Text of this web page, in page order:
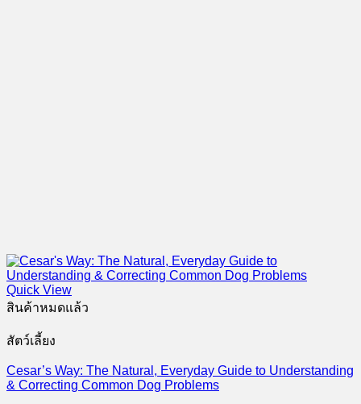
Quick View
สินค้าหมดแล้ว
สัตว์เลี้ยง
Cesar’s Way: The Natural, Everyday Guide to Understanding
& Correcting Common Dog Problems